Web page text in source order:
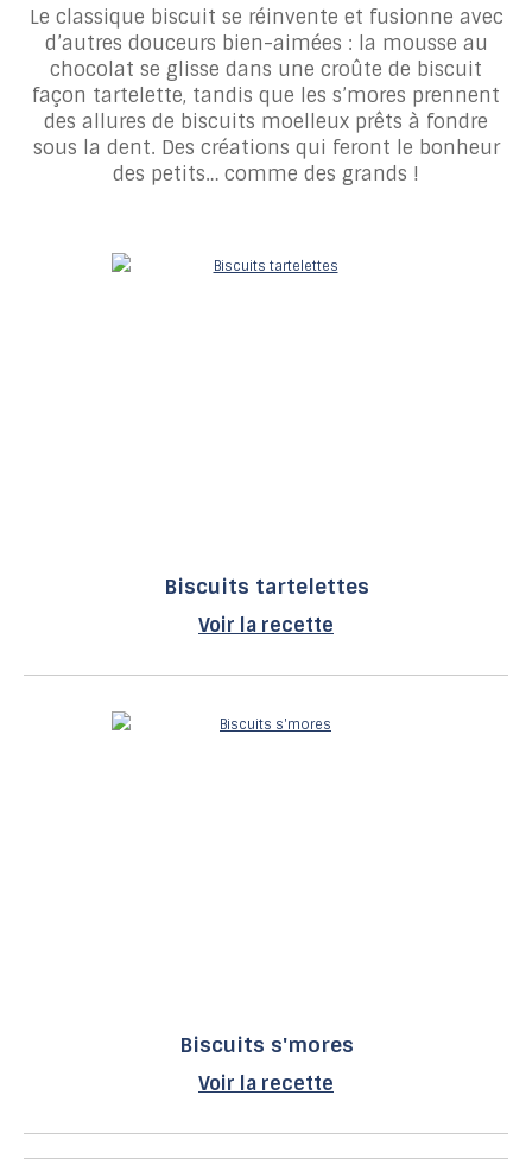
Le classique biscuit se réinvente et fusionne avec
d’autres douceurs bien-aimées : la mousse au
chocolat se glisse dans une croûte de biscuit
façon tartelette, tandis que les s’mores prennent
des allures de biscuits moelleux prêts à fondre
sous la dent. Des créations qui feront le bonheur
des petits… comme des grands !
Biscuits tartelettes
Voir la recette
Biscuits s'mores
Voir la recette